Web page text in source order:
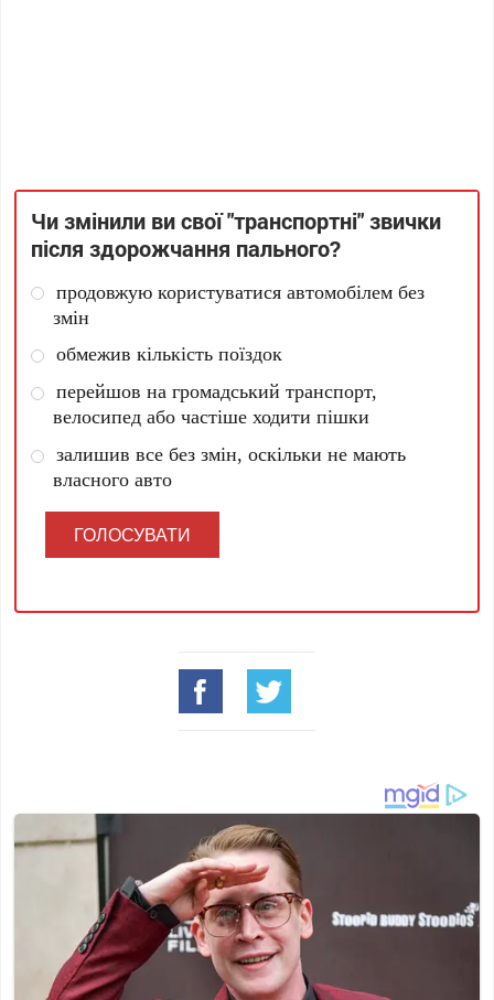
Чи змінили ви свої "транспортні" звички
після здорожчання пального?
продовжую користуватися автомобілем без
змін
обмежив кількість поїздок
перейшов на громадський транспорт,
велосипед або частіше ходити пішки
залишив все без змін, оскільки не мають
власного авто